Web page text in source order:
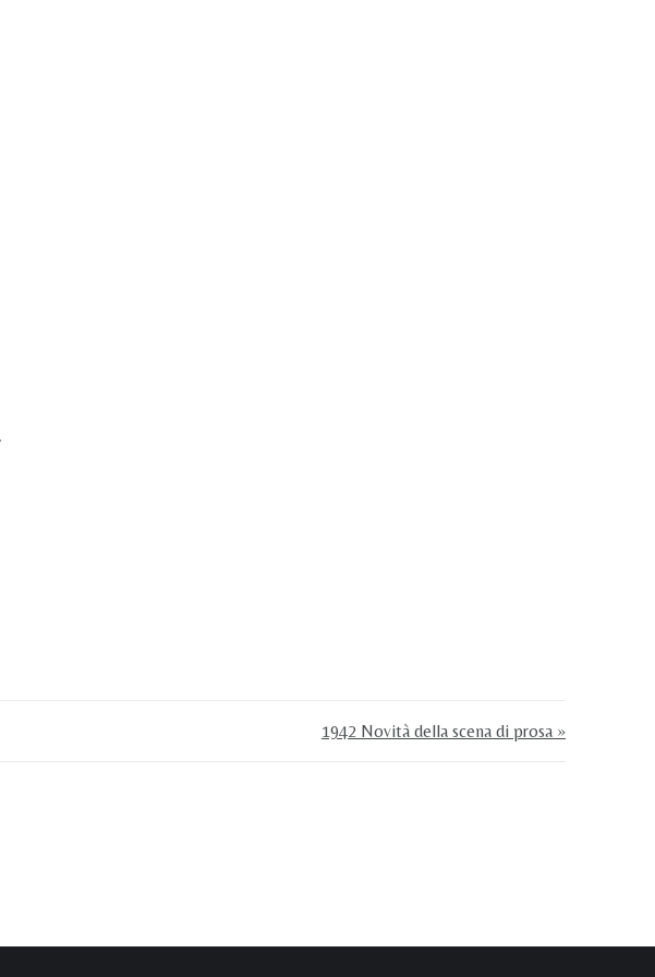
1942 Novità della scena di prosa »